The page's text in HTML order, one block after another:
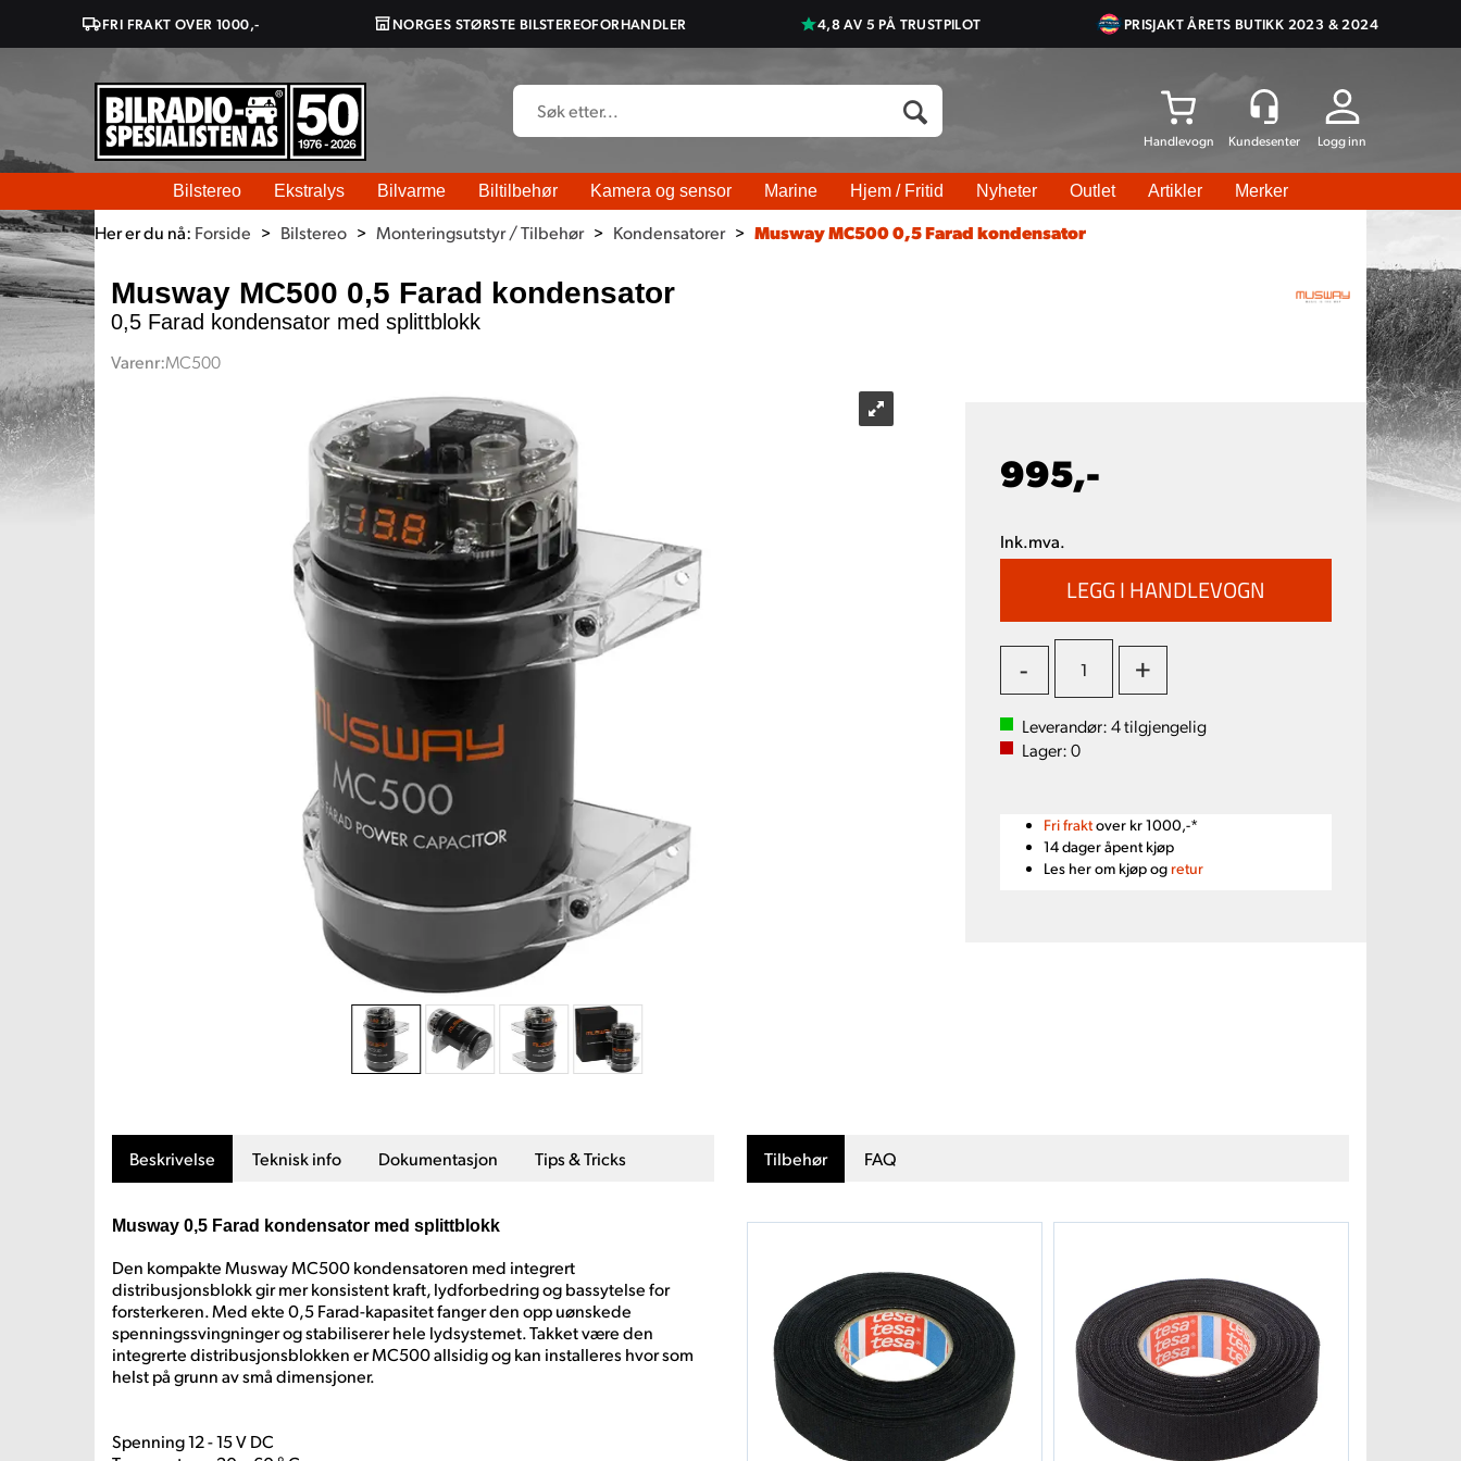
FRI FRAKT OVER 1000,- NORGES STØRSTE BILSTEREOFORHANDLER 4,8 AV 5 PÅ TRUSTPILOT PRISJAKT ÅRETS BUTIKK 2023 & 2024
Logg inn
Bilstereo Ekstralys Bilvarme Biltilbehør Kamera og sensor Marine Hjem / Fritid Nyheter Outlet Artikler Merker
Her er du nå: Forside > Bilstereo > Monteringsutstyr / Tilbehør > Kondensatorer > Musway MC500 0,5 Farad kondensator
Musway MC500 0,5 Farad kondensator
0,5 Farad kondensator med splittblokk
Varenr:MC500
995,-
Ink.mva.
- +
Leverandør:4tilgjengelig
Lager:0
Fri fraktover kr 1000,-*
14 dager åpent kjøp
Les her om kjøp og retur
Beskrivelse Teknisk info Dokumentasjon Tips & Tricks
Musway 0,5 Farad kondensator med splittblokk
Den kompakte Musway MC500 kondensatoren med integrert
distribusjonsblokk gir mer konsistent kraft, lydforbedring og bassytelse for
forsterkeren. Med ekte 0,5 Farad-kapasitet fanger den opp uønskede
spenningssvingninger og stabiliserer hele lydsystemet. Takket være den
integrerte distribusjonsblokken er MC500 allsidig og kan installeres hvor som
helst på grunn av små dimensjoner.
Spenning 12 - 15 V DC
Tilbehør FAQ